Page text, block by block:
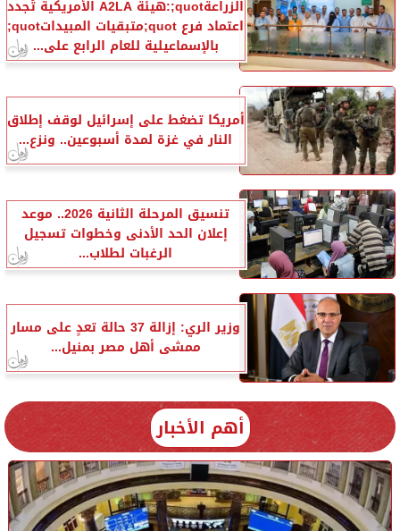
الزراعةquot;:هيئة A2LA الأمريكية تُجدد
اعتماد فرع quot;متبقيات المبيداتquot;
بالإسماعيلية للعام الرابع على...
أمريكا تضغط على إسرائيل لوقف إطلاق
النار في غزة لمدة أسبوعين.. ونزع...
تنسيق المرحلة الثانية 2026.. موعد
إعلان الحد الأدنى وخطوات تسجيل
الرغبات لطلاب...
وزير الري: إزالة 37 حالة تعدٍ على مسار
ممشى أهل مصر بمنيل...
أهم الأخبار